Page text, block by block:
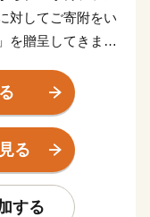
対してご寄附をい
を贈呈してきまし
を贈呈することと
快適で持続的な
らのご支援・ご協
る
する